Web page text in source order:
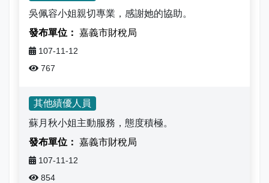
性騷擾及職場霸凌分類
志工園地
地方稅稽徵機關
稅務軟體下載
稅捐稽徵法專區
常見違章案例
吳佩容小姐親切專業，感謝她的協助。
嘉義市財稅局
107-11-12
767
其他績優人員
蘇月秋小姐主動服務，態度積極。
嘉義市財稅局
107-11-12
854